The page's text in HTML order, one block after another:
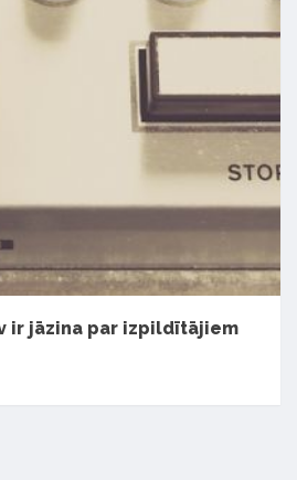
ir jāzina par izpildītājiem